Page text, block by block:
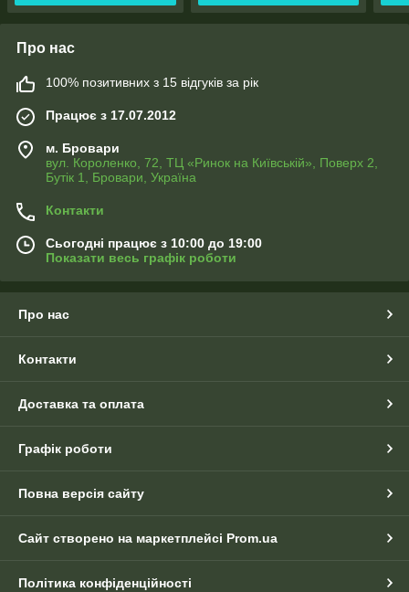
Про нас
100% позитивних з 15 відгуків за рік
Працює з 17.07.2012
м. Бровари
вул. Короленко, 72, ТЦ «Ринок на Київській», Поверх 2,
Бутік 1, Бровари, Україна
Контакти
Сьогодні працює з 10:00 до 19:00
Показати весь графік роботи
Про нас
Контакти
Доставка та оплата
Графік роботи
Повна версія сайту
Сайт створено на маркетплейсі Prom.ua
Політика конфіденційності